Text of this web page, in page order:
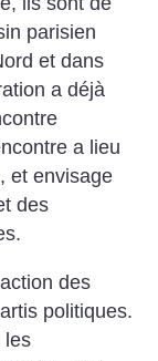
parisien
et dans
a déjà
a lieu
et envisage
des
des
politiques.
les